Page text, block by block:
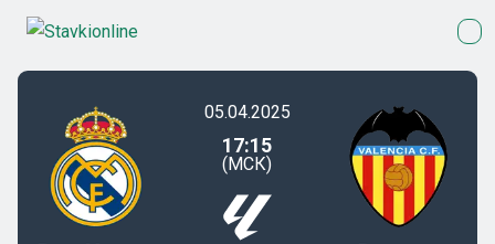
05.04.2025
17:15
(МСК)